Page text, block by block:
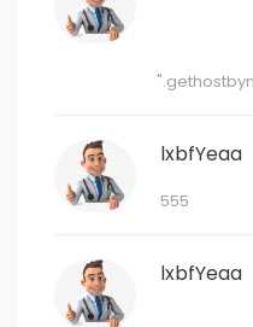
lxbfYeaa
555
lxbfYeaa